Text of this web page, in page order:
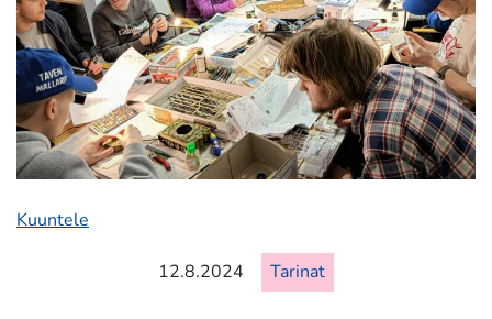
Kuuntele
12.8.2024 Tarinat